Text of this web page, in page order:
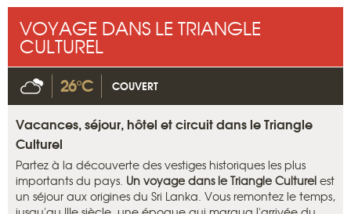
VOYAGE DANS LE TRIANGLE
CULTUREL
26°C COUVERT
Vacances, séjour, hôtel et circuit dans le Triangle
Culturel
Partez à la découverte des vestiges historiques les plus
importants du pays. Un voyage dans le Triangle Culturel est
un séjour aux origines du Sri Lanka. Vous remontez le temps,